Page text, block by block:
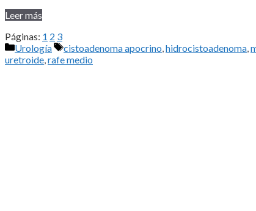
Leer más
Páginas: 1 2 3
Categorías
Urología Etiquetas
cistoadenoma apocrino,hidrocistoadenoma,
uretroide,rafe medio